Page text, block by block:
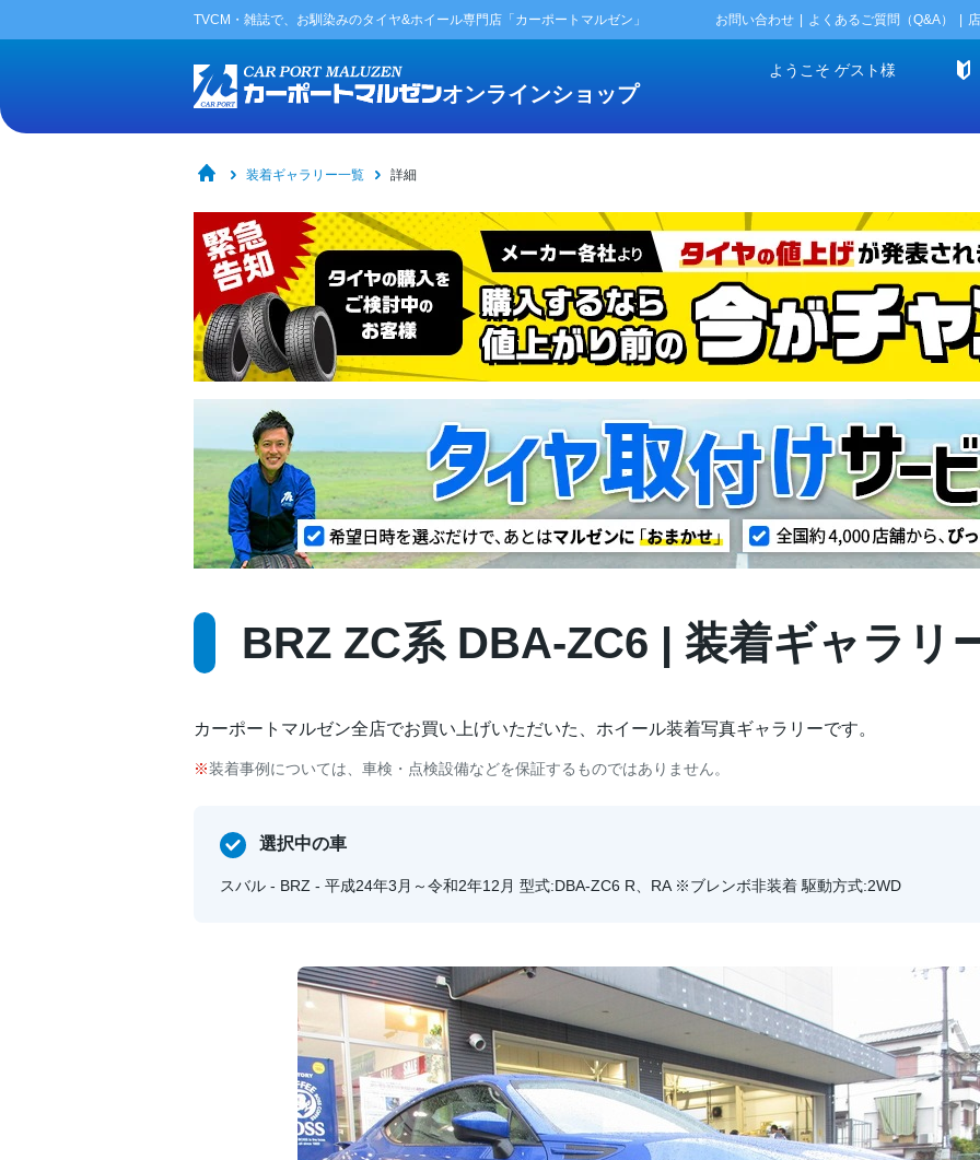
TVCM・雑誌で、お馴染みのタイヤ&ホイール専門店「カーポートマルゼン」 お問い合わせ よくあるご質問（Q&A）
オンラインショップ
ようこそ ゲスト様
装着ギャラリー一覧 詳細
BRZ ZC系 DBA-ZC6 | 装着ギャラリ
カーポートマルゼン全店でお買い上げいただいた、ホイール装着写真ギャラリーです。
装着事例については、車検・点検設備などを保証するものではありません。
選択中の車
スバル - BRZ - 平成24年3月～令和2年12月 型式:DBA-ZC6 R、RA ※ブレンボ非装着 駆動方式:2WD